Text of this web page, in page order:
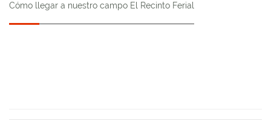
Cómo llegar a nuestro campo El Recinto Ferial